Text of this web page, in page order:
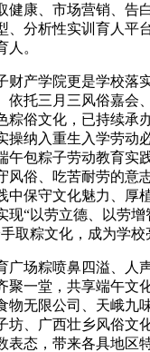
健康、市场营销、告
、分析性实训育人平
人。
产学院更是学校落
依托三月三风俗嘉会
粽俗文化，已持续承
操纳入重生入学劳动
午包粽子劳动教育实
风俗、吃苦耐劳的意
中保守文化魅力、厚
现“以劳立德、以劳
取粽文化，成为学校
场粽喷鼻四溢、人
聚一堂，共享端午文
物无限公司、天峨九
坊、广西壮乡风俗文
表态，带来各具地区